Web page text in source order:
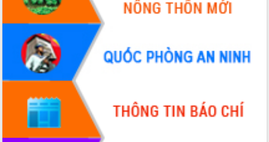
niệm 101 năm Ngày Báo chí Cách
mạng Việt Nam
Đắk Lắk sơ kết 4 năm triển khai thực
hiện Đề án 06 của Chính phủ
Họp báo thông tin về Hội nghị Công bố
Quy hoạch và Xúc tiến đầu tư tỉnh Đắk
Lắk
Khơi thông điểm nghẽn, đẩy nhanh
giải ngân vốn khắc phục thiên tai
HĐND tỉnh thông qua điều chỉnh Quy
hoạch tỉnh thời kỳ 2021-2030